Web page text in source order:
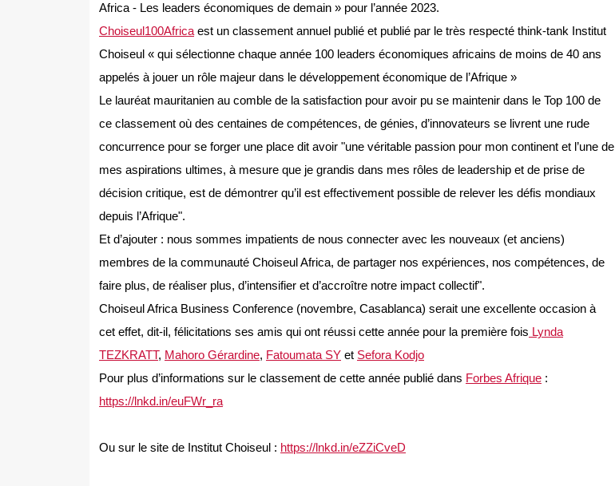
Africa - Les leaders économiques de demain » pour l’année 2023.
Choiseul100Africa est un classement annuel publié et publié par le très respecté think-tank Institut
Choiseul « qui sélectionne chaque année 100 leaders économiques africains de moins de 40 ans
appelés à jouer un rôle majeur dans le développement économique de l’Afrique »
Le lauréat mauritanien au comble de la satisfaction pour avoir pu se maintenir dans le Top 100 de
ce classement où des centaines de compétences, de génies, d’innovateurs se livrent une rude
concurrence pour se forger une place dit avoir "une véritable passion pour mon continent et l’une de
mes aspirations ultimes, à mesure que je grandis dans mes rôles de leadership et de prise de
décision critique, est de démontrer qu’il est effectivement possible de relever les défis mondiaux
depuis l’Afrique".
Et d’ajouter : nous sommes impatients de nous connecter avec les nouveaux (et anciens)
membres de la communauté Choiseul Africa, de partager nos expériences, nos compétences, de
faire plus, de réaliser plus, d’intensifier et d’accroître notre impact collectif".
Choiseul Africa Business Conference (novembre, Casablanca) serait une excellente occasion à
cet effet, dit-il, félicitations ses amis qui ont réussi cette année pour la première fois Lynda
TEZKRATT, Mahoro Gérardine, Fatoumata SY et Sefora Kodjo
Pour plus d’informations sur le classement de cette année publié dans Forbes Afrique :
https://lnkd.in/euFWr_ra
Ou sur le site de Institut Choiseul : https://lnkd.in/eZZiCveD